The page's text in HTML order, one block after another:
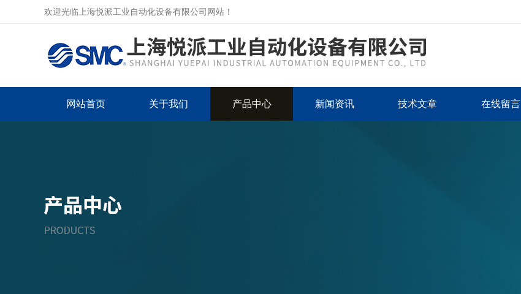
欢迎光临上海悦派工业自动化设备有限公司网站！
网站首页 关于我们 产品中心 新闻资讯 技术文章 在线留言